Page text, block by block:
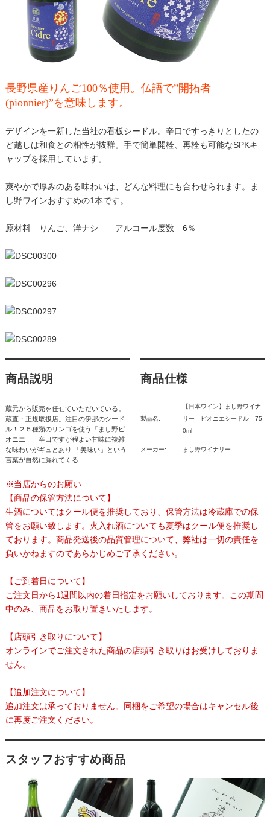
長野県産りんご100％使用。仏語で”開拓者
(pionnier)”を意味します。
デザインを一新した当社の看板シードル。辛口ですっきりとしたの
ど越しは和食との相性が抜群。手で簡単開栓、再栓も可能なSPKキ
ャップを採用しています。
爽やかで厚みのある味わいは、どんな料理にも合わせられます。ま
し野ワインおすすめの1本です。
原材料 りんご、洋ナシ アルコール度数 6％
商品説明
蔵元から販売を任せていただいている。
蔵直・正規取扱店。注目の伊那のシード
ル！２５種類のリンゴを使う「まし野ピ
オニエ」 辛口ですが程よい甘味に複雑
な味わいがギュとあり 「美味い」という
言葉が自然に漏れてくる
商品仕様
製品名:
【日本ワイン】まし野ワイナ
リー ピオニエシードル 75
0ml
メーカー: まし野ワイナリー
※当店からのお願い
【商品の保管方法について】
生酒についてはクール便を推奨しており、保管方法は冷蔵庫での保
管をお願い致します。火入れ酒についても夏季はクール便を推奨し
ております。商品発送後の品質管理について、弊社は一切の責任を
負いかねますのであらかじめご了承ください。
【ご到着日について】
ご注文日から1週間以内の着日指定をお願いしております。この期間
中のみ、商品をお取り置きいたします。
【店頭引き取りについて】
オンラインでご注文された商品の店頭引き取りはお受けしておりま
せん。
【追加注文について】
追加注文は承っておりません。同梱をご希望の場合はキャンセル後
に再度ご注文ください。
スタッフおすすめ商品